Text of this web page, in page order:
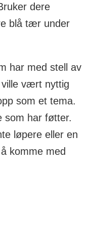
dere
blå tær under
har med stell av
vært nyttig
som et tema.
som har føtter.
løpere eller en
komme med